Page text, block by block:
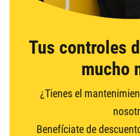
Tus controles
mucho
¿Tienes el
Benefíciate de